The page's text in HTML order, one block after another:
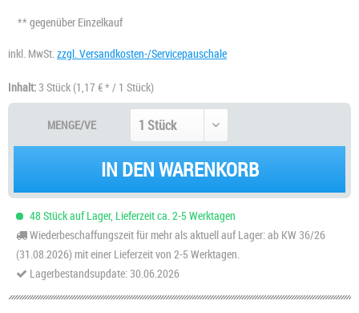
** gegenüber Einzelkauf
inkl. MwSt. zzgl. Versandkosten-/Servicepauschale
Inhalt: 3 Stück (1,17 € * / 1 Stück)
MENGE/VE
IN DEN WARENKORB
48 Stück auf Lager, Lieferzeit ca. 2-5 Werktagen
Wiederbeschaffungszeit für mehr als aktuell auf Lager: ab KW 36/26
(31.08.2026) mit einer Lieferzeit von 2-5 Werktagen.
Lagerbestandsupdate: 30.06.2026